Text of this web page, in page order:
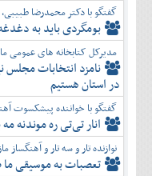
گفتگو با دکتر محمدرضا
بومگردی باید به
مدیرکل کتابخانه های عمومی
نامزد انتخابات مجلس
در استان هستیم
گفتگو با خواننده پیشکسوت
انار تی‌تی ره موندنه
نوازنده تار و سه تار و آهنگساز
تعصبات به موسیقی